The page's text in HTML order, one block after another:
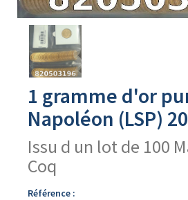
Avers
produit
1 gramme d'or
Napoléon (LSP)
Issu d un lot de 100
Coq
Référence :